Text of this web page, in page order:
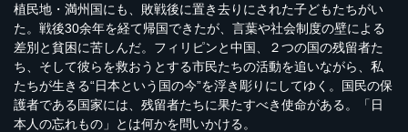
植民地・満州国にも、敗戦後に置き去りにされた子どもたちがい
た。戦後30余年を経て帰国できたが、言葉や社会制度の壁による
差別と貧困に苦しんだ。フィリピンと中国、２つの国の残留者た
ち、そして彼らを救おうとする市民たちの活動を追いながら、私
たちが生きる“日本という国の今”を浮き彫りにしてゆく。国民の保
護者である国家には、残留者たちに果たすべき使命がある。「日
本人の忘れもの」とは何かを問いかける。